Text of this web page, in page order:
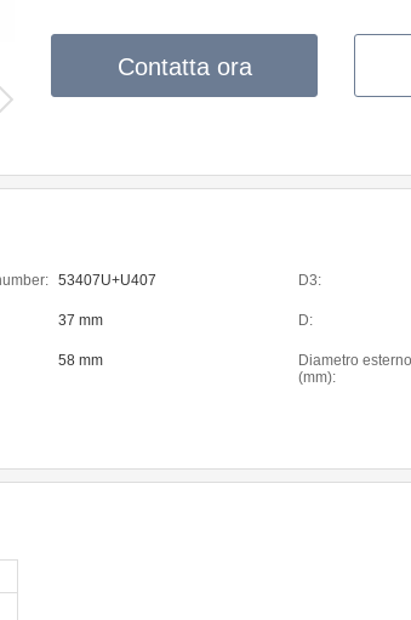
Contatta ora
53407U+U407 D3:
37 mm D:
58 mm
Diametro esterno
(mm):